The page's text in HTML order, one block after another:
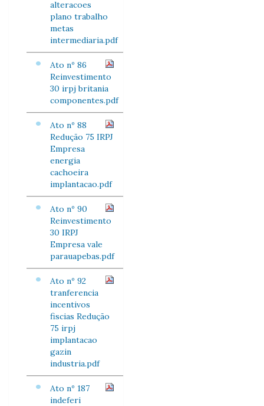
alteracoes
plano trabalho
metas
intermediaria.pdf
Ato nº 86
Reinvestimento
30 irpj britania
componentes.pdf
Ato nº 88
Redução 75 IRPJ
Empresa
energia
cachoeira
implantacao.pdf
Ato nº 90
Reinvestimento
30 IRPJ
Empresa vale
parauapebas.pdf
Ato nº 92
tranferencia
incentivos
fiscias Redução
75 irpj
implantacao
gazin
industria.pdf
Ato nº 187
indeferi